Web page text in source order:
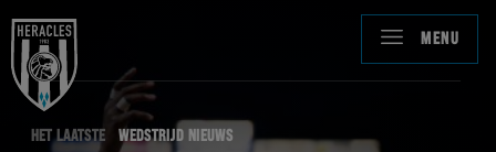
MENU
HET LAATSTE WEDSTRIJD NIEUWS